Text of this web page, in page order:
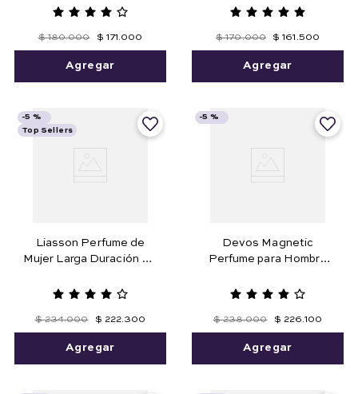
$ 180.000 $ 171.000
Agregar
$ 170.000 $ 161 .500
Agregar
Liasson Perfume de
Mujer Larga Duración 50
-5 %
Top Sellers
$ 234.000 $ 222.300
Agregar
Devos Magnetic
Perfume para Hombre
-5 %
$ 238.000 $ 226.100
Agregar